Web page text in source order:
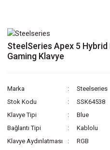
SteelSeries Apex 5
Gaming Klavye
Marka
Steelseries
Stok Kodu
SSK64538
Klavye Tipi
Blue
Bağlantı Tipi
Kablolu
Klavye Aydınlatması
RGB